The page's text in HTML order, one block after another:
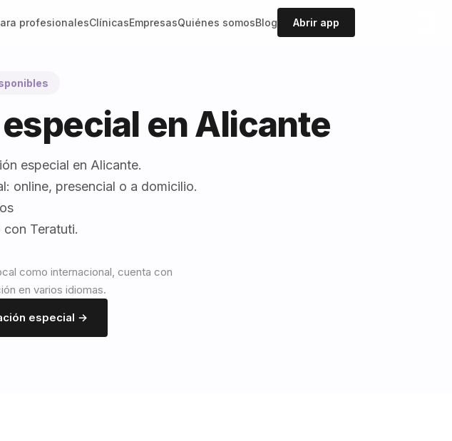
profesionalesClínicasEmpresasQuiénes somosBlog Abrir app
en Alicante
especial en Alicante.
online, presencial o a domicilio.
con Teratuti.
como internacional, cuenta con
en varios idiomas.
especial →